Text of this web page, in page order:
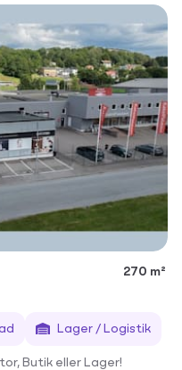
270 m²
Lager / Logistik
Butik eller Lager!